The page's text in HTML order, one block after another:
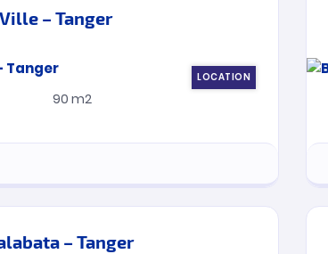
– Tanger
LOCATION
90 m2
– Tanger